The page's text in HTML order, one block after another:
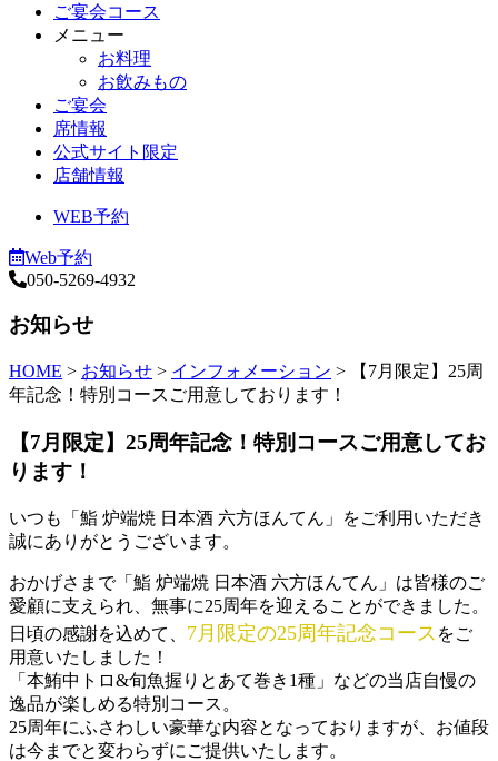
ご宴会コース
メニュー
お料理
お飲みもの
ご宴会
席情報
公式サイト限定
店舗情報
WEB予約
Web予約
050-5269-4932
お知らせ
HOME > お知らせ > インフォメーション >
【7月限定】25周
年記念！特別コースご用意しております！
【7月限定】25周年記念！特別コースご用意してお
ります！
いつも「鮨 炉端焼 日本酒 六方ほんてん」をご利用いただき
誠にありがとうございます。
おかげさまで「鮨 炉端焼 日本酒 六方ほんてん」は皆様のご
愛顧に支えられ、無事に25周年を迎えることができました。
日頃の感謝を込めて、 7月限定の25周年記念コース をご
用意いたしました！
「本鮪中トロ&旬魚握りとあて巻き1種」などの当店自慢の
逸品が楽しめる特別コース。
25周年にふさわしい豪華な内容となっておりますが、お値段
は今までと変わらずにご提供いたします。